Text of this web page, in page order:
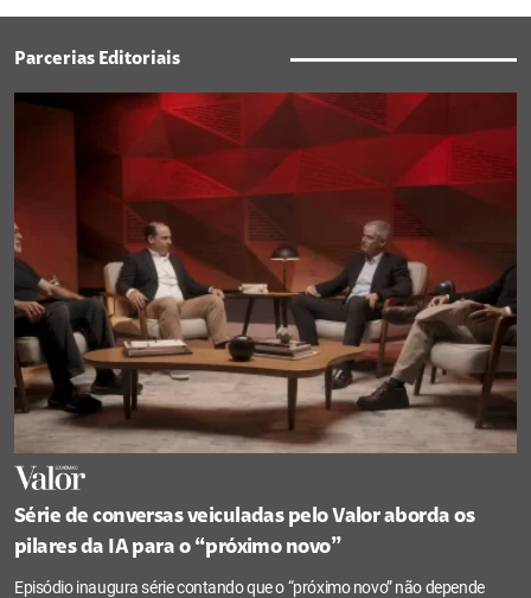
Parcerias Editoriais
Série de conversas veiculadas pelo Valor aborda os
pilares da IA para o “próximo novo”
Episódio inaugura série contando que o “próximo novo” não depende